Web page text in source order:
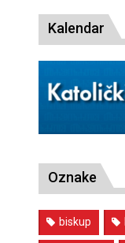
Kalendar
Oznake
biskup